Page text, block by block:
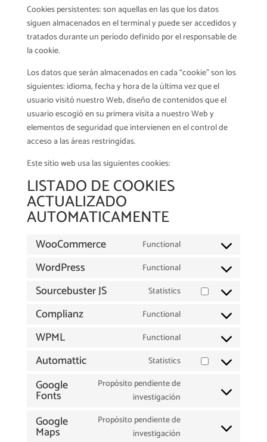
Cookies persistentes: son aquellas en las que los datos
siguen almacenados en el terminal y puede ser accedidos y
tratados durante un período definido por el responsable de
la cookie.
Los datos que serán almacenados en cada “cookie” son los
siguientes: idioma, fecha y hora de la última vez que el
usuario visitó nuestro Web, diseño de contenidos que el
usuario escogió en su primera visita a nuestro Web y
elementos de seguridad que intervienen en el control de
acceso a las áreas restringidas.
Este sitio web usa las siguientes cookies:
LISTADO DE COOKIES
ACTUALIZADO
AUTOMATICAMENTE
WooCommerce Functional
woocommerce
WordPress Functional
wordpress
Sourcebuster JS Statistics
Consent
sourcebuster-
Complianz Functional
complianz
WPML Functional
Automattic Statistics
Consent
Google
Fonts
Propósito pendiente de
investigación
Google
Maps
Propósito pendiente de
investigación